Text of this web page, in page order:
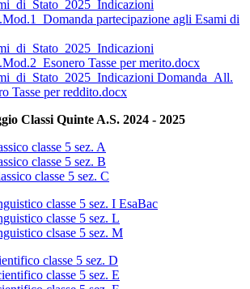
partecipazione agli Esami di
Tasse per merito.docx
Domanda_All.
Tasse per reddito.docx
Classi Quinte A.S. 2024 - 2025
classe 5 sez. A
classe 5 sez. B
classe 5 sez. C
classe 5 sez. I EsaBac
classe 5 sez. L
clsase 5 sez. M
classe 5 sez. D
classe 5 sez. E